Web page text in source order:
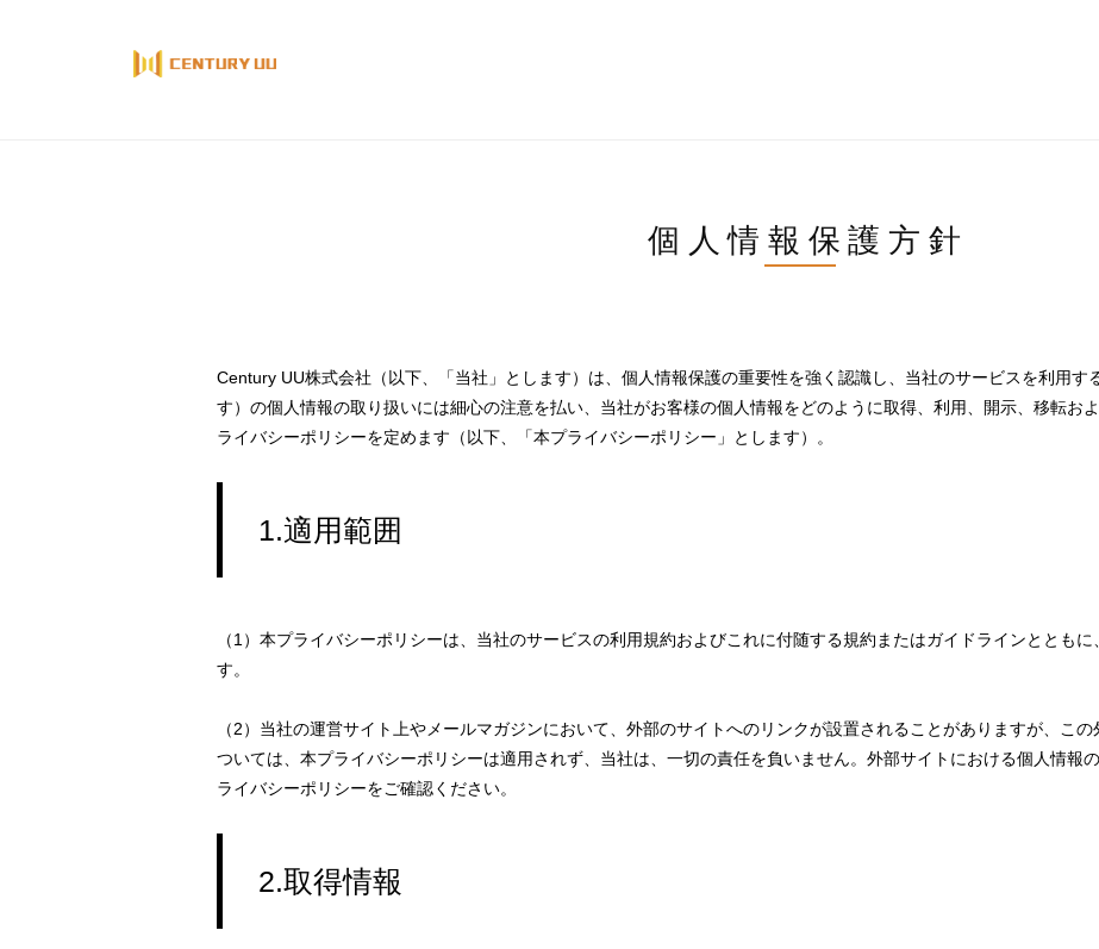
報
保
方
針
年
8
月
日
strobonights
個人情報保護方針
Century UU株式会社（以下、「当社」とします）は、個人情報保護の重要性を強く認識し、当社のサービスを利用す
す）の個人情報の取り扱いには細心の注意を払い、当社がお客様の個人情報をどのように取得、利用、開示、移転お
ライバシーポリシーを定めます（以下、「本プライバシーポリシー」とします）。
1.適用範囲
（1）本プライバシーポリシーは、当社のサービスの利用規約およびこれに付随する規約またはガイドラインととも
す。
（2）当社の運営サイト上やメールマガジンにおいて、外部のサイトへのリンクが設置されることがありますが、こ
ついては、本プライバシーポリシーは適用されず、当社は、一切の責任を負いません。外部サイトにおける個人情報
ライバシーポリシーをご確認ください。
2.取得情報